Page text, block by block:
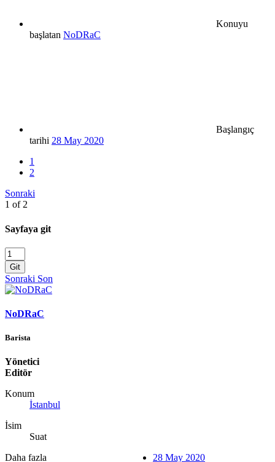
Konuyu
başlatan NoDRaC
Başlangıç
tarihi 28 May 2020
1
2
Sonraki
1 of 2
Sayfaya git
Git
Sonraki Son
NoDRaC
Barista
Yönetici
Editör
Konum
İstanbul
İsim
Suat
Daha fazla
28 May 2020